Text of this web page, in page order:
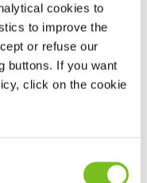
cookies to
to improve the
or refuse our
buttons. If you want
click on the cookie
kunt ons op werkdagen
5231021. Buiten deze